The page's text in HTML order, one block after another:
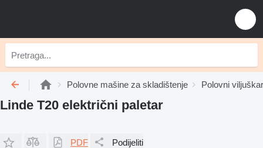
Polovne mašine za skladištenje Polovni
Linde T20 električni paletar
PDF Podijeliti